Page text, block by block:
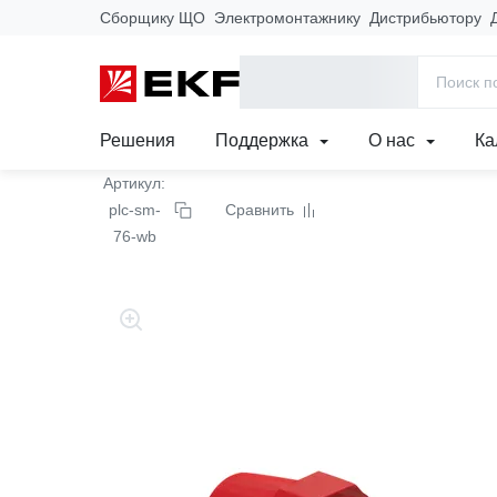
Сборщику ЩО Электромонтажнику Дистрибьютору
Решения Поддержка О нас
Главная
Изолятор SM-76 без
Артикул:
plc-sm-
76-wb
Сравнить